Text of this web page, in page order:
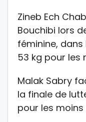
Zineb Ech
Bouchibi lors
féminine,
53 kg pour les
Malak Sabry
la finale de
pour les moins